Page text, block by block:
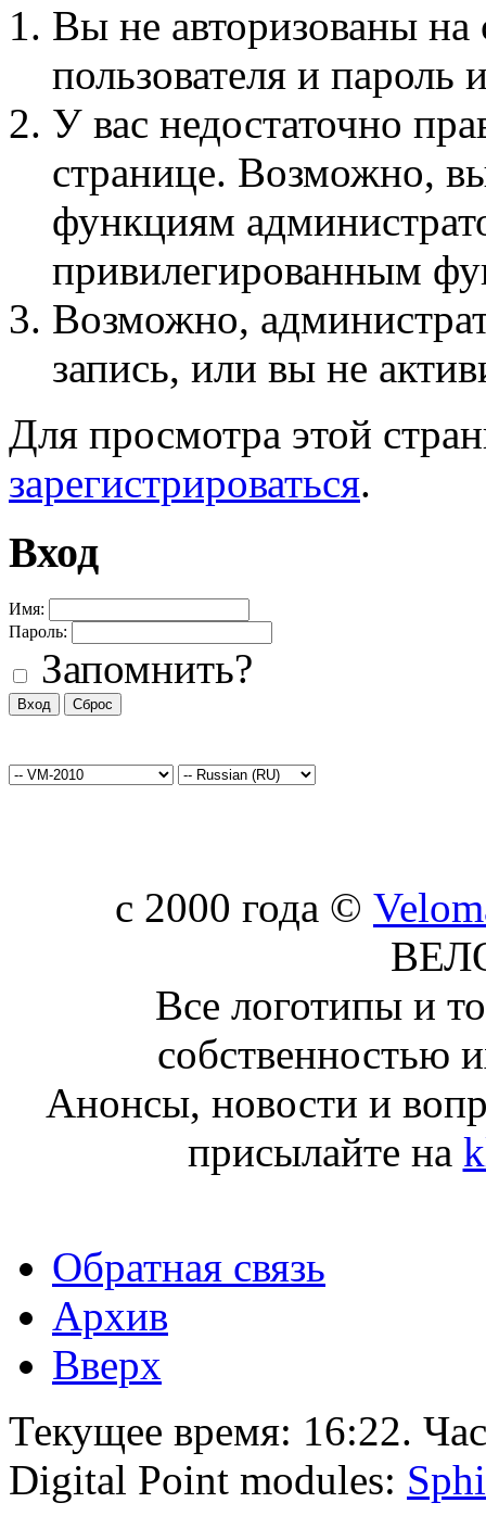
Вы не авторизованы на
пользователя и пароль
У вас недостаточно
странице. Возможно,
функциям
привилегированным
Возможно,
запись, или вы не
Для просмотра этой
зарегистрироваться.
Вход
Имя:
Пароль:
Запомнить?
c 2000 года ©
Все логотипы и
собственностью
Анонсы, новости и
присылайте на
Обратная связь
Архив
Вверх
Текущее время: 16:22.
Digital Point modules: